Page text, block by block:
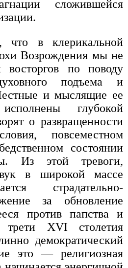
сложившейся
что в клерикальной
Возрождения мы не
восторгов по поводу
подъема и
и мыслящие ее
исполнены глубокой
о развращенности
повсеместном
состоянии
Из этой тревоги,
в широкой массе
страдательно-
за обновление
против папства и
XVI столетия
демократический
это — религиозная